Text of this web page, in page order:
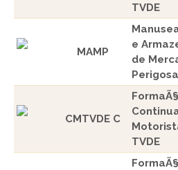
TVDE
MAMP
e
de
CMTVDE C
TVDE